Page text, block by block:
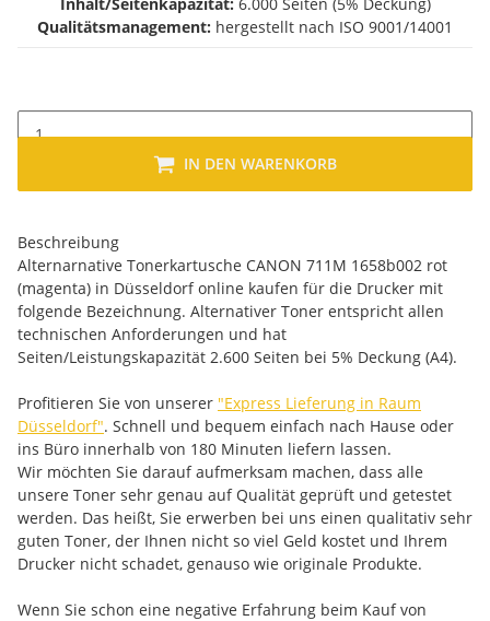
Qualitätsmanagement: hergestellt nach ISO 9001/14001
IN DEN WARENKORB
Beschreibung
Alternarnative Tonerkartusche CANON 711M 1658b002 rot
(magenta) in Düsseldorf online kaufen für die Drucker mit
folgende Bezeichnung. Alternativer Toner entspricht allen
technischen Anforderungen und hat
Seiten/Leistungskapazität 2.600 Seiten bei 5% Deckung (A4).
Profitieren Sie von unserer "Express Lieferung in Raum
Düsseldorf". Schnell und bequem einfach nach Hause oder
ins Büro innerhalb von 180 Minuten liefern lassen.
Wir möchten Sie darauf aufmerksam machen, dass alle
unsere Toner sehr genau auf Qualität geprüft und getestet
werden. Das heißt, Sie erwerben bei uns einen qualitativ sehr
guten Toner, der Ihnen nicht so viel Geld kostet und Ihrem
Drucker nicht schadet, genauso wie originale Produkte.
Wenn Sie schon eine negative Erfahrung beim Kauf von